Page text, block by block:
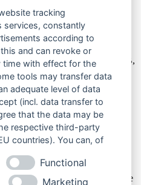
an Unternehmer
nur an Unternehmer,§14 BGB,
Personen oder rechtsfähige
bei Abschluss eines
ihrer gewerblichen oder
handeln. Wir schließen
§ 13 BGB.
zeigen Beispiele, die in der
von der
können. Maßgeblich sind die
tracking
services, constantly
according to
and can revoke or
time with effect for the
tools may transfer data
adequate level of data
(incl. data transfer to
that the data may be
respective third-party
countries). You can, of
Functional
Marketing